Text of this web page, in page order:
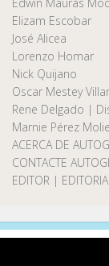
Elizam Escobar
José Alicea
Lorenzo Homar
Nick Quijano
Oscar Mestey
Rene Delgado |
Marnie Pérez
ACERCA DE
CONTACTE
EDITOR |